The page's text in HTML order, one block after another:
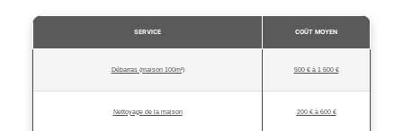
SERVICE COÛT MOYEN
Débarras (maison 100m²) 500 € à 1 500 €
Nettoyage de la maison 200 € à 600 €